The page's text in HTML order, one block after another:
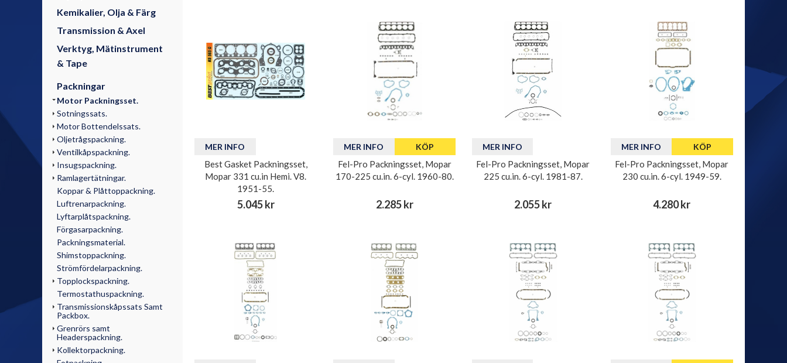
Kemikalier, Olja & Färg
Transmission & Axel
Verktyg, Mätinstrument
& Tape
Packningar
Motor Packningsset.
Sotningssats.
Motor Bottendelssats.
Oljetrågspackning.
Ventilkåpspackning.
Insugspackning.
Ramlagertätningar.
Koppar & Plåttoppackning.
Luftrenarpackning.
Lyftarplåtspackning.
Förgasarpackning.
Packningsmaterial.
Shimstoppackning.
Strömfördelarpackning.
Topplockspackning.
Termostathuspackning.
Transmissionskåpssats Samt
Packbox.
Grenrörs samt
Headerspackning.
Kollektorpackning.
MER INFO
Best Gasket Packningsset,
Mopar 331 cu.in Hemi. V8.
1951-55.
5.045 kr
MER INFO KÖP
Fel-Pro Packningsset, Mopar
170-225 cu.in. 6-cyl. 1960-80.
2.285 kr
MER INFO
Fel-Pro Packningsset, Mopar
225 cu.in. 6-cyl. 1981-87.
2.055 kr
MER INFO KÖP
Fel-Pro Packningsset, Mopar
230 cu.in. 6-cyl. 1949-59.
4.280 kr